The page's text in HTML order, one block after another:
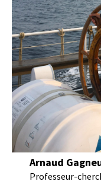
Arnaud
Professeur-